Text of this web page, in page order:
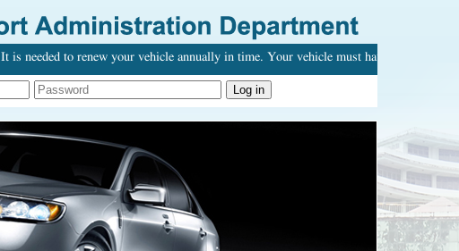
is needed to renew your vehicle annually in time. Your vehicle must have with your